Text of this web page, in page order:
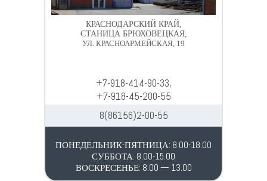
КРАСНОДАРСКИЙ КРАЙ,
СТАНИЦА БРЮХОВЕЦКАЯ,
УЛ. КРАСНОАРМЕЙСКАЯ, 19
+7-918-414-90-33,
+7-918-45-200-55
8(86156)2-00-55
ПОНЕДЕЛЬНИК-ПЯТНИЦА: 8.00-18.00
СУББОТА: 8.00-15.00
ВОСКРЕСЕНЬЕ: 8.00 — 13.00